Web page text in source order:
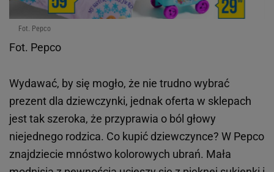
Fot. Pepco
Fot. Pepco
Wydawać, by się mogło, że nie trudno wybrać
prezent dla dziewczynki, jednak oferta w sklepach
jest tak szeroka, że przyprawia o ból głowy
niejednego rodzica. Co kupić dziewczynce? W Pepco
znajdziecie mnóstwo kolorowych ubrań. Mała